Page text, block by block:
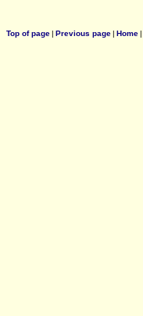
Top of page| Previous page| Home|